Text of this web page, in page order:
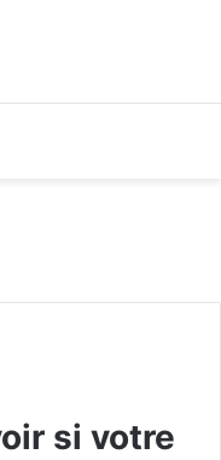
si votre